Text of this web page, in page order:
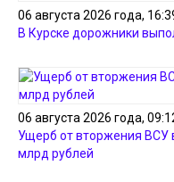
06 августа 2026 года,
В Курске дорожники
06 августа 2026 года,
Ущерб от вторжения ВСУ
млрд рублей